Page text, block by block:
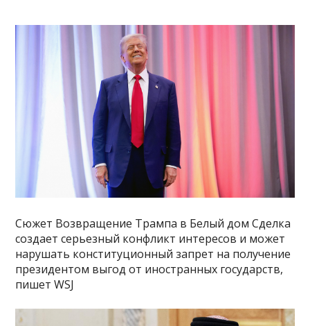
Сюжет Возвращение Трампа в Белый дом Сделка
создает серьезный конфликт интересов и может
нарушать конституционный запрет на получение
президентом выгод от иностранных государств,
пишет WSJ